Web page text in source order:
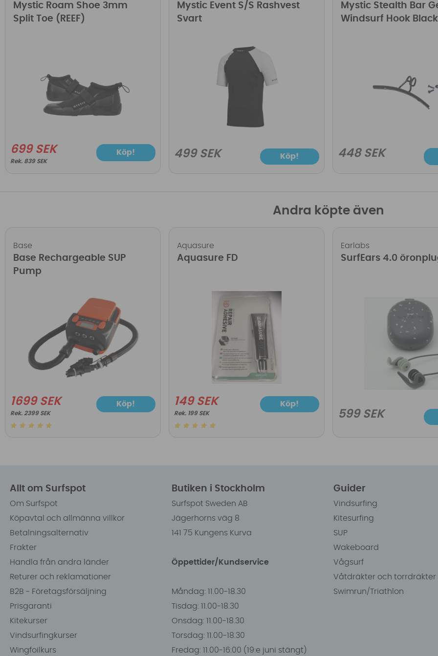
Mystic Roam Shoe 3mm
Split Toe (REEF)
699 SEK
839 SEK
Köp!
Mystic Event S/S Rashvest
Svart
499 SEK Köp!
Mystic Stealth Bar
Windsurf Hook Black
448 SEK
Andra köpte även
Base
Base Rechargeable SUP
Pump
1699 SEK
2399 SEK
Köp!
Aquasure
Aquasure FD
149 SEK
199 SEK
Köp!
Earlabs
SurfEars 4.0
599 SEK
Allt om Surfspot
Om Surfspot
Köpavtal och allmänna villkor
Betalningsalternativ
Frakter
Handla från andra länder
Returer och reklamationer
B2B - Företagsförsäljning
Prisgaranti
Kitekurser
Vindsurfingkurser
Wingfoilkurs
Butiken i Stockholm
Surfspot Sweden AB
Jägerhorns väg 8
141 75 Kungens Kurva
Öppettider/Kundservice
Måndag: 11.00-18.30
Tisdag: 11.00-18.30
Onsdag: 11.00-18.30
Torsdag: 11.00-18.30
Fredag: 11.00-16:00 (19:e juni stängt)
Guider
Vindsurfing
Kitesurfing
SUP
Wakeboard
Vågsurf
Våtdräkter och torrdräkter
Swimrun/Triathlon